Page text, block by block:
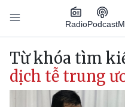
Nhảy đến nội dung
RadioPodcast
Main navigation
Từ khóa tìm
dịch tễ trung